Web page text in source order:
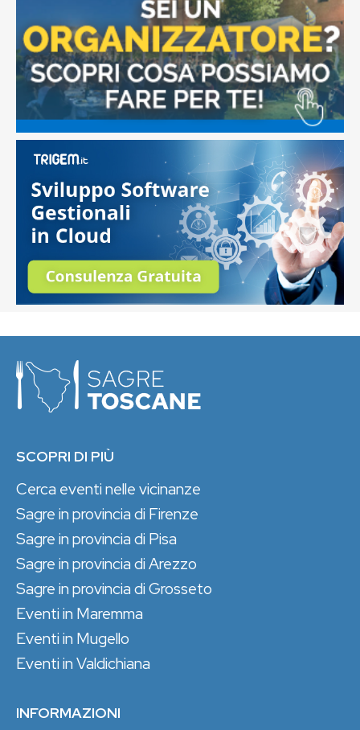
SCOPRI DI PIÙ
Cerca eventi nelle vicinanze
Sagre in provincia di Firenze
Sagre in provincia di Pisa
Sagre in provincia di Arezzo
Sagre in provincia di Grosseto
Eventi in Maremma
Eventi in Mugello
Eventi in Valdichiana
INFORMAZIONI